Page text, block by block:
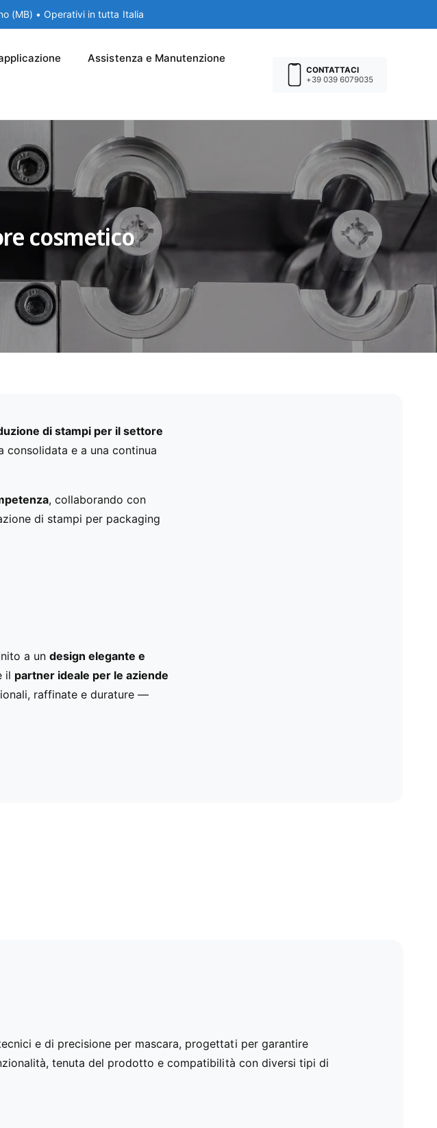
(MB) • Operativi in tutta Italia
Assistenza e Manutenzione
CONTATTACI
+39 039 6079035
cosmetico
di stampi per il settore
consolidata e a una continua
, collaborando con
di stampi per packaging
a un design elegante e
il partner ideale per le aziende
raffinate e durature —
e di precisione per mascara, progettati per garantire
tenuta del prodotto e compatibilità con diversi tipi di